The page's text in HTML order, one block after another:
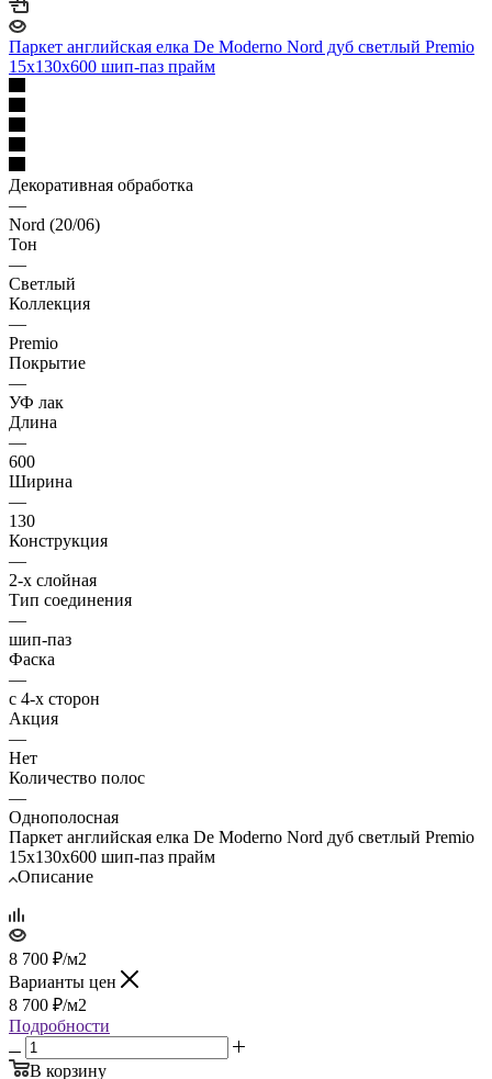
Паркет английская елка De Moderno Nord дуб светлый Premio
15х130х600 шип-паз прайм
Декоративная обработка
—
Nord (20/06)
Тон
—
Светлый
Коллекция
—
Premio
Покрытие
—
УФ лак
Длина
—
600
Ширина
—
130
Конструкция
—
2-х слойная
Тип соединения
—
шип-паз
Фаска
—
с 4-х сторон
Акция
—
Нет
Количество полос
—
Однополосная
Паркет английская елка De Moderno Nord дуб светлый Premio
15х130х600 шип-паз прайм
Описание
8 700 ₽/м2
Варианты цен
8 700 ₽/м2
Подробности
В корзину